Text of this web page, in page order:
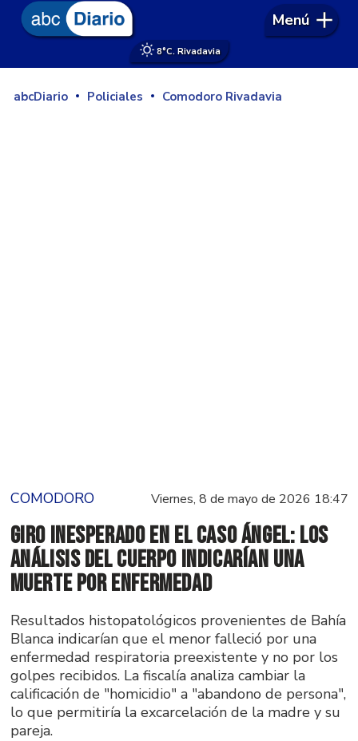
8°C. Rivadavia
Menú
abcDiario Policiales Comodoro Rivadavia
COMODORO Viernes, 8 de mayo de 2026 18:47
Giro inesperado en el Caso Ángel: los
análisis del cuerpo indicarían una
muerte por enfermedad
Resultados histopatológicos provenientes de Bahía
Blanca indicarían que el menor falleció por una
enfermedad respiratoria preexistente y no por los
golpes recibidos. La fiscalía analiza cambiar la
calificación de "homicidio" a "abandono de persona",
lo que permitiría la excarcelación de la madre y su
pareja.